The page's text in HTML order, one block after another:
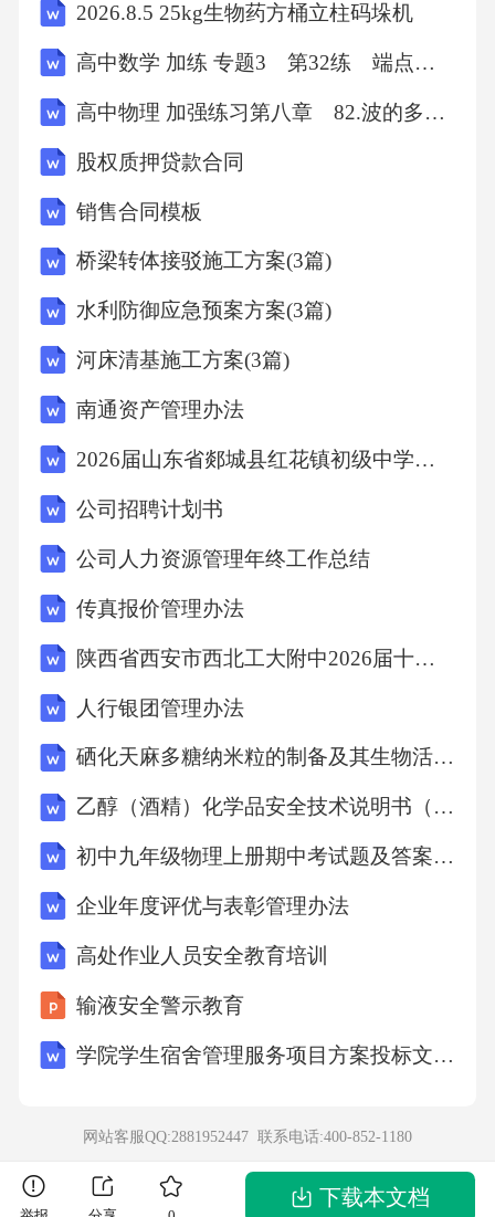
三大改造 B．大跃进
人民公社C．包产到户
国企改革 D．中国梦
脱贫攻坚14．时间和空间是构成历史的基本要
素，绘制时间轴是培养时空观念的重要方法。
下列时间轴上①和②处的位置分别是（
）A．日内瓦会议
亚非会议 B．中美建交
三线建设 D．中共八大
八字方针15．下图是高一上学期某同学历史课
堂笔记的节选。据此判断，这一课的标题是（
民主主义革命的全国胜利C．中国特色社会主义
进入新时代 D．中国特色社会主义的开创与发
展16．某帝国凭借由公民组成的强大军队征服
整个地中海变成了它的内海。该帝国是（
）A．亚历山大帝国 B．古罗马帝国 C．波斯帝
要出口物品最有可能是（
2026.8.5 25kg生物药方桶立柱码垛机
高中数学 加练 专题3 第32练 端点效应
高中物理 加强练习第八章 82.波的多解问题
股权质押贷款合同
销售合同模板
桥梁转体接驳施工方案(3篇)
水利防御应急预案方案(3篇)
河床清基施工方案(3篇)
南通资产管理办法
2026届山东省郯城县红花镇初级中学中考联考英语试卷含答案
公司招聘计划书
公司人力资源管理年终工作总结
传真报价管理办法
陕西省西安市西北工大附中2026届十校联考最后英语试题含答案
人行银团管理办法
硒化天麻多糖纳米粒的制备及其生物活性研究
乙醇（酒精）化学品安全技术说明书（MSDS-SDS）
初中九年级物理上册期中考试题及答案【完整版】
企业年度评优与表彰管理办法
高处作业人员安全教育培训
输液安全警示教育
学院学生宿舍管理服务项目方案投标文件（技术方案）
网站客服QQ:2881952447 联系电话:400-852-1180
下载本文档